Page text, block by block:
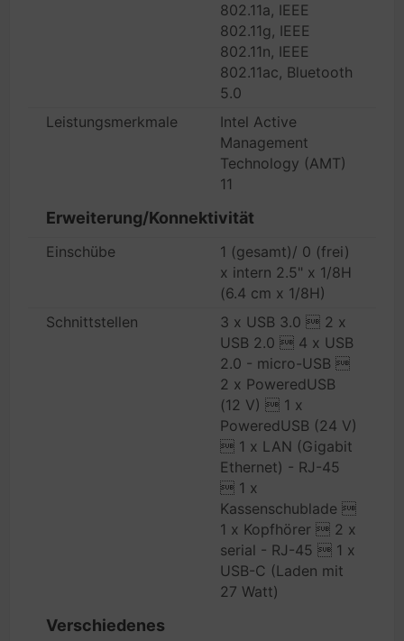
802.11a, IEEE
802.11g, IEEE
802.11n, IEEE
802.11ac, Bluetooth
5.0
Leistungsmerkmale
Intel Active
Management
Technology (AMT)
11
Erweiterung/Konnektivität
Einschübe
1 (gesamt)/ 0 (frei)
x intern 2.5" x 1/8H
(6.4 cm x 1/8H)
Schnittstellen
3 x USB 3.0  2 x
USB 2.0  4 x USB
2.0 - micro-USB 
2 x PoweredUSB
(12 V)  1 x
PoweredUSB (24 V)
 1 x LAN (Gigabit
Ethernet) - RJ-45
 1 x
Kassenschublade 
1 x Kopfhörer  2 x
serial - RJ-45  1 x
USB-C (Laden mit
27 Watt)
Verschiedenes